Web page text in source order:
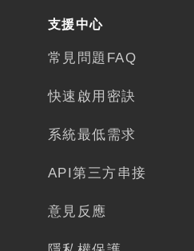
支援中心
常見問題FAQ
快速啟用密訣
系統最低需求
API第三方串接
意見反應